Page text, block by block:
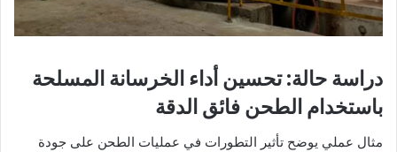
دراسة حالة: تحسين أداء الخرسانة المسلحة
باستخدام الطحن فائق الدقة
مثال عملي يوضح تأثير التطورات في عمليات الطحن على جودة